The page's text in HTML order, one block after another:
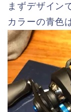
まずデザイン
カラーの青色